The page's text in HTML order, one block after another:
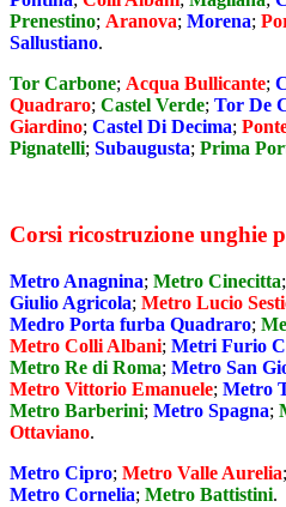
Prenestino; Aranova; Morena;
Sallustiano.
Tor Carbone; Acqua Bullicante;
Quadraro; Castel Verde; Tor De
Giardino; Castel Di Decima;
Pignatelli; Subaugusta; Prima
Corsi ricostruzione unghie
Metro Anagnina; Metro Cinecitta;
Giulio Agricola; Metro Lucio
Medro Porta furba Quadraro;
Metro Colli Albani; Metri Furio
Metro Re di Roma; Metro San
Metro Vittorio Emanuele; Metro
Metro Barberini; Metro Spagna;
Ottaviano.
Metro Cipro; Metro Valle Aurelia;
Metro Cornelia; Metro Battistini.